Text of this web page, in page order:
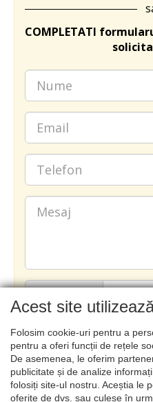
COMPLETATI
Acest site
Folosim cookie-uri pentru a
pentru a oferi funcții de rețele
De asemenea, le oferim
publicitate și de analize
folosiți site-ul nostru. Aceștia le
oferite de dvs. sau culese în